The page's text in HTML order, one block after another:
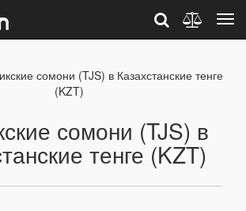
сомони (TJS) в Казахстанские тенге
(KZT)
сомони (TJS) в
тенге (KZT)